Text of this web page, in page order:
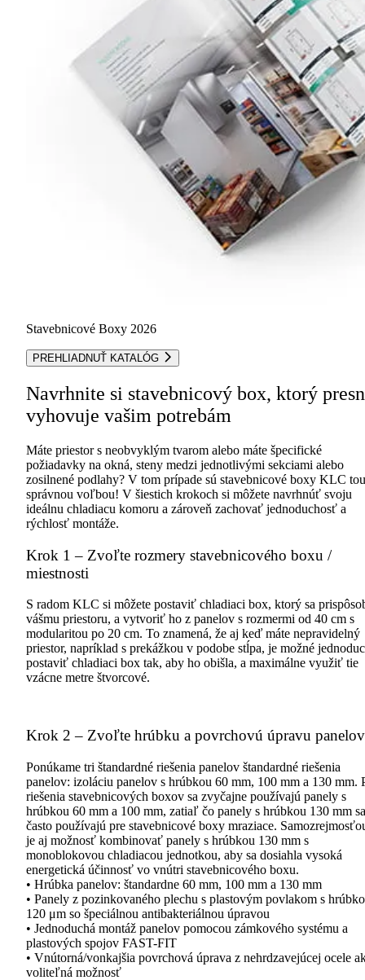
Stavebnicové Boxy 2026
PREHLIADNUŤ KATALÓG
Navrhnite si stavebnicový box, ktorý
vyhovuje vašim potrebám
Máte priestor s neobvyklým tvarom alebo máte špecifické
požiadavky na okná, steny medzi jednotlivými sekciami alebo
zosilnené podlahy? V tom prípade sú stavebnicové boxy KLC tou
správnou voľbou! V šiestich krokoch si môžete navrhnúť svoju
ideálnu chladiacu komoru a zároveň zachovať jednoduchosť a
rýchlosť montáže.
Krok 1 – Zvoľte rozmery stavebnicového boxu /
miestnosti
S radom KLC si môžete postaviť chladiaci box, ktorý sa
vášmu priestoru, a vytvoriť ho z panelov s rozmermi od 40 cm s
modularitou po 20 cm. To znamená, že aj keď máte nepravidelný
priestor, napríklad s prekážkou v podobe stĺpa, je možné
postaviť chladiaci box tak, aby ho obišla, a maximálne využiť tie
vzácne metre štvorcové.
Krok 2 – Zvoľte hrúbku a povrchovú úpravu panelov
Ponúkame tri štandardné riešenia panelov štandardné riešenia
panelov: izoláciu panelov s hrúbkou 60 mm, 100 mm a 130 mm.
riešenia stavebnicových boxov sa zvyčajne používajú panely s
hrúbkou 60 mm a 100 mm, zatiaľ čo panely s hrúbkou 130 mm sa
často používajú pre stavebnicové boxy mraziace.
je aj možnosť kombinovať panely s hrúbkou 130 mm s
monoblokovou chladiacou jednotkou, aby sa dosiahla vysoká
energetická účinnosť vo vnútri stavebnicového boxu.
• Hrúbka panelov: štandardne 60 mm, 100 mm a 130 mm
• Panely z pozinkovaného plechu s plastovým povlakom s
120 μm so špeciálnou antibakteriálnou úpravou
• Jednoduchá montáž panelov pomocou zámkového systému a
plastových spojov FAST-FIT
• Vnútorná/vonkajšia povrchová úprava z nehrdzavejúcej ocele
voliteľná možnosť